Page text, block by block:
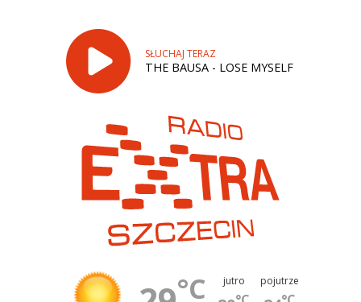
SŁUCHAJ TERAZ
THE BAUSA - LOSE MYSELF
°C jutro pojutrze